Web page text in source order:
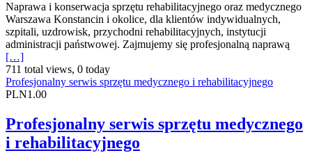
Naprawa i konserwacja sprzętu rehabilitacyjnego oraz medycznego
Warszawa Konstancin i okolice, dla klientów indywidualnych,
szpitali, uzdrowisk, przychodni rehabilitacyjnych, instytucji
administracji państwowej. Zajmujemy się profesjonalną naprawą
[…]
711 total views, 0 today
Profesjonalny serwis sprzętu medycznego i rehabilitacyjnego
PLN1.00
Profesjonalny serwis sprzętu medycznego
i rehabilitacyjnego